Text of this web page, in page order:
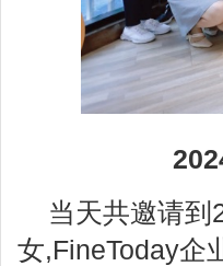
当天共邀请到
女,FineToday企